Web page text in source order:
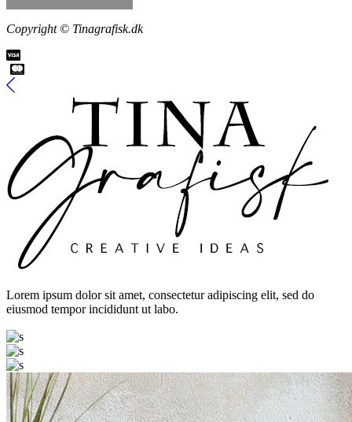
Copyright © Tinagrafisk.dk
Lorem ipsum dolor sit amet, consectetur adipiscing elit, sed do
eiusmod tempor incididunt ut labo.